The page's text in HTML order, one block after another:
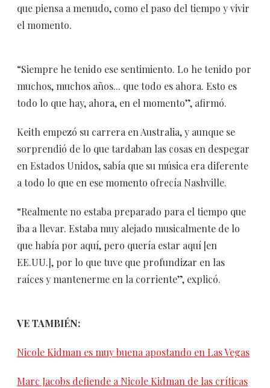
que piensa a menudo, como el paso del tiempo y vivir
el momento.
“Siempre he tenido ese sentimiento. Lo he tenido por
muchos, muchos años... que todo es ahora. Esto es
todo lo que hay, ahora, en el momento”, afirmó.
Keith empezó su carrera en Australia, y aunque se
sorprendió de lo que tardaban las cosas en despegar
en Estados Unidos, sabía que su música era diferente
a todo lo que en ese momento ofrecía Nashville.
“Realmente no estaba preparado para el tiempo que
iba a llevar. Estaba muy alejado musicalmente de lo
que había por aquí, pero quería estar aquí [en
EE.UU.], por lo que tuve que profundizar en las
raíces y mantenerme en la corriente”, explicó.
VE TAMBIÉN:
Nicole Kidman es muy buena apostando en Las Vegas
Marc Jacobs defiende a Nicole Kidman de las críticas